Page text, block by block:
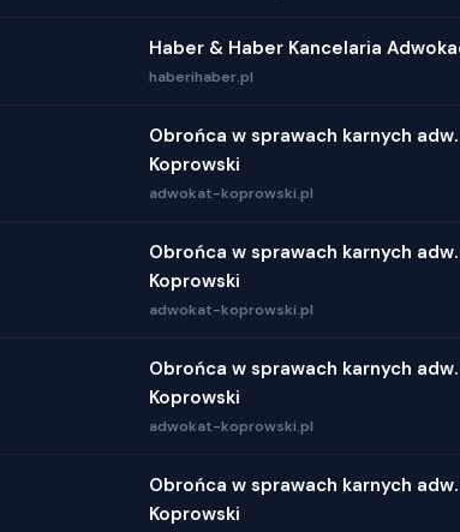
Haber & Haber Kancelaria
haberihaber.pl
Obrońca w sprawach karnych
Koprowski
adwokat-koprowski.pl
Obrońca w sprawach karnych
Koprowski
adwokat-koprowski.pl
Obrońca w sprawach karnych
Koprowski
adwokat-koprowski.pl
Obrońca w sprawach karnych
Koprowski